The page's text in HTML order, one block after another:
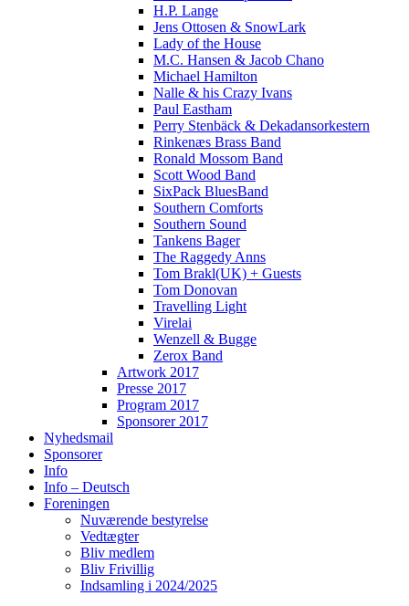
H.P. Lange
Jens Ottosen & SnowLark
Lady of the House
M.C. Hansen & Jacob Chano
Michael Hamilton
Nalle & his Crazy Ivans
Paul Eastham
Perry Stenbäck & Dekadansorkestern
Rinkenæs Brass Band
Ronald Mossom Band
Scott Wood Band
SixPack BluesBand
Southern Comforts
Southern Sound
Tankens Bager
The Raggedy Anns
Tom Brakl(UK) + Guests
Tom Donovan
Travelling Light
Virelai
Wenzell & Bugge
Zerox Band
Artwork 2017
Presse 2017
Program 2017
Sponsorer 2017
Nyhedsmail
Sponsorer
Info
Info – Deutsch
Foreningen
Nuværende bestyrelse
Vedtægter
Bliv medlem
Bliv Frivillig
Indsamling i 2024/2025